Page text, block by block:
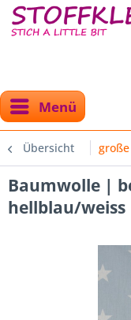
Menü
Übersicht
Baumwolle |
hellblau/weiss